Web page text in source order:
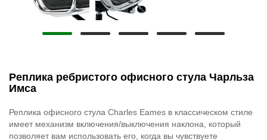
Реплика ребристого офисного стула Чарльза
Имса
Реплика офисного стула Charles Eames в классическом стиле
имеет механизм включения/выключения наклона, который
позволяет вам использовать его, когда вы чувствуете